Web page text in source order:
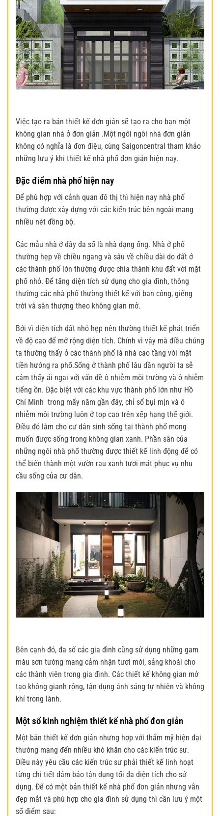
Việc tạo ra bản thiết kế đơn giản sẽ tạo ra cho bạn một
không gian nhà ở đơn giản .Một ngôi ngôi nhà đơn giản
không có nghĩa là đơn điệu, cùng Saigoncentral tham khảo
những lưu ý khi thiết kế nhà phố đơn giản hiện nay.
Đặc điểm nhà phố hiện nay
Để phù hợp với cảnh quan đô thị thì hiện nay nhà phố
thường được xây dựng với các kiến trúc bên ngoài mang
nhiều nét đồng bộ.
Các mẫu nhà ở đây đa số là nhà dạng ống. Nhà ở phố
thường hẹp về chiều ngang và sâu về chiều dài do đất ở
các thành phố lớn thường được chia thành khu đất với mặt
phố nhỏ. Để tăng diện tích sử dụng cho gia đình, thông
thường các nhà phố thường thiết kế với ban công, giếng
trời và sân thượng theo không gian mở.
Bởi vì diện tích đất nhỏ hẹp nên thường thiết kế phát triển
về độ cao để mở rộng diện tích. Chính vì vậy mà điều chúng
ta thường thấy ở các thành phố là nhà cao tầng với mặt
tiền hướng ra phố.Sống ở thành phố lâu dần người ta sẽ
cảm thấy ái ngại với vấn đề ô nhiễm môi trường và ô nhiễm
tiếng ồn. Đặc biệt với các khu vực thành phố lớn như Hồ
Chí Minh trong mấy năm gần đây, chỉ số bụi mịn và ô
nhiễm môi trường luôn ở top cao trên xếp hạng thế giới.
Điều đó làm cho cư dân sinh sống tại thành phố mong
muốn được sống trong không gian xanh. Phần sân của
những ngôi nhà phố thường được thiết kế linh động để có
thể biến thành một vườn rau xanh tươi mát phục vụ nhu
cầu sống của cư dân.
Bên cạnh đó, đa số các gia đình cũng sử dụng những gam
màu sơn tường mang cảm nhận tươi mới, sảng khoái cho
các thành viên trong gia đình. Các thiết kế không gian mở
tạo không gianh rộng, tận dụng ánh sáng tự nhiên và không
khí trong lành.
Một số kinh nghiệm thiết kế nhà phố đơn giản
Một bản thiết kế đơn giản nhưng hợp với thẩm mỹ hiện đại
thường mang đến nhiều khó khăn cho các kiến trúc sư.
Điều này yêu cầu các kiến trúc sư phải thiết kế linh hoạt
từng chi tiết đảm bảo tận dụng tối đa diện tích cho sử
dụng. Để có một bản thiết kế nhà phố đơn giản nhưng vẫn
đẹp mắt và phù hợp cho gia đình sử dụng thì cần lưu ý một
số điểm sau: